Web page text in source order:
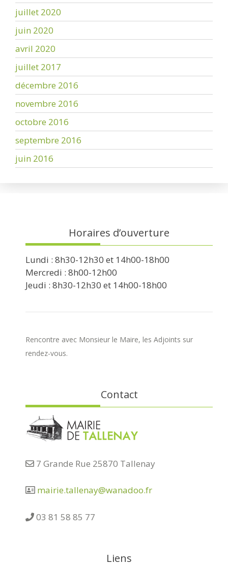
juillet 2020
juin 2020
avril 2020
juillet 2017
décembre 2016
novembre 2016
octobre 2016
septembre 2016
juin 2016
Horaires d’ouverture
Lundi : 8h30-12h30 et 14h00-18h00
Mercredi : 8h00-12h00
Jeudi : 8h30-12h30 et 14h00-18h00
Rencontre avec Monsieur le Maire, les Adjoints sur
rendez-vous.
Contact
7 Grande Rue 25870 Tallenay
mairie.tallenay@wanadoo.fr
03 81 58 85 77
Liens